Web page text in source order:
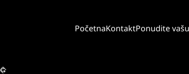
PočetnaKontaktPonudite